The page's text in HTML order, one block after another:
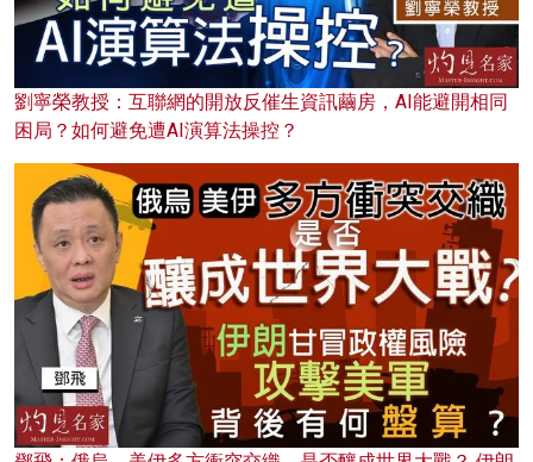
劉寧榮教授：互聯網的開放反催生資訊繭房，AI能避開相同
困局？如何避免遭AI演算法操控？